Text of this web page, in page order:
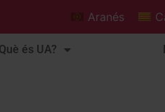
Aranés
Què és UA?